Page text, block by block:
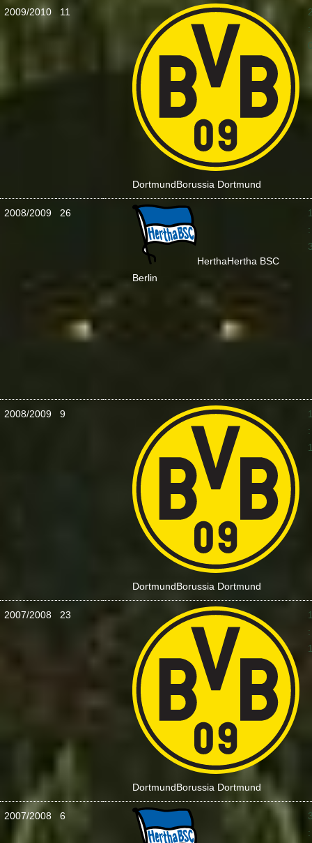
2009/2010 11
DortmundBorussia Dortmund
:
2008/2009 26
HerthaHertha BSC
Berlin
:
2008/2009 9
DortmundBorussia Dortmund
:
2007/2008 23
DortmundBorussia Dortmund
:
2007/2008 6
: